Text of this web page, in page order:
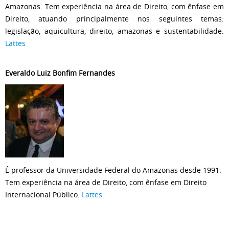
Amazonas. Tem experiência na área de Direito, com ênfase em
Direito, atuando principalmente nos seguintes temas:
legislação, aquicultura, direito, amazonas e sustentabilidade.
Lattes
Everaldo Luiz Bonfim Fernandes
É professor da Universidade Federal do Amazonas desde 1991.
Tem experiência na área de Direito, com ênfase em Direito
Internacional Público. Lattes